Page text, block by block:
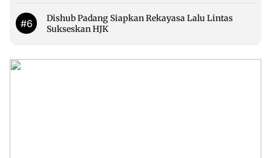
#6
Dishub Padang Siapkan Rekayasa Lalu Lintas
Sukseskan HJK